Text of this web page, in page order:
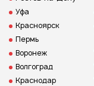
Уфа
Красноярск
Пермь
Воронеж
Волгоград
Краснодар